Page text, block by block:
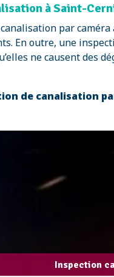
à Saint-
par
En outre, une
ne causent des
de canalisation
Inspection